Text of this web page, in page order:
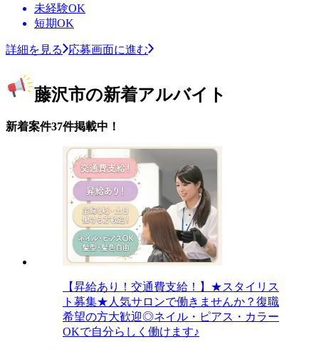
未経験OK
短期OK
詳細を見る 応募画面に進む
藤沢市の新着アルバイト
新着案件37件掲載中！
【昇給あり！交通費支給！】★スタイリス
ト募集★人気サロンで働きませんか？復職
希望の方大歓迎◎ネイル・ピアス・カラー
OKで自分らしく働けます♪